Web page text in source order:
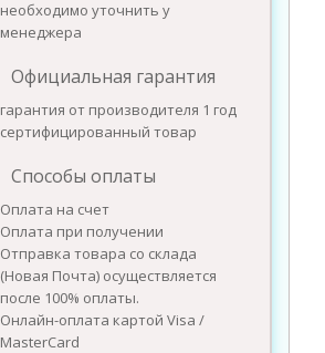
необходимо уточнить у
менеджера
Официальная гарантия
гарантия от производителя 1 год
сертифицированный товар
Способы оплаты
Оплата на счет
Оплата при получении
Отправка товара со склада
(Новая Почта) осуществляется
после 100% оплаты.
Онлайн-оплата картой Visa /
MasterCard